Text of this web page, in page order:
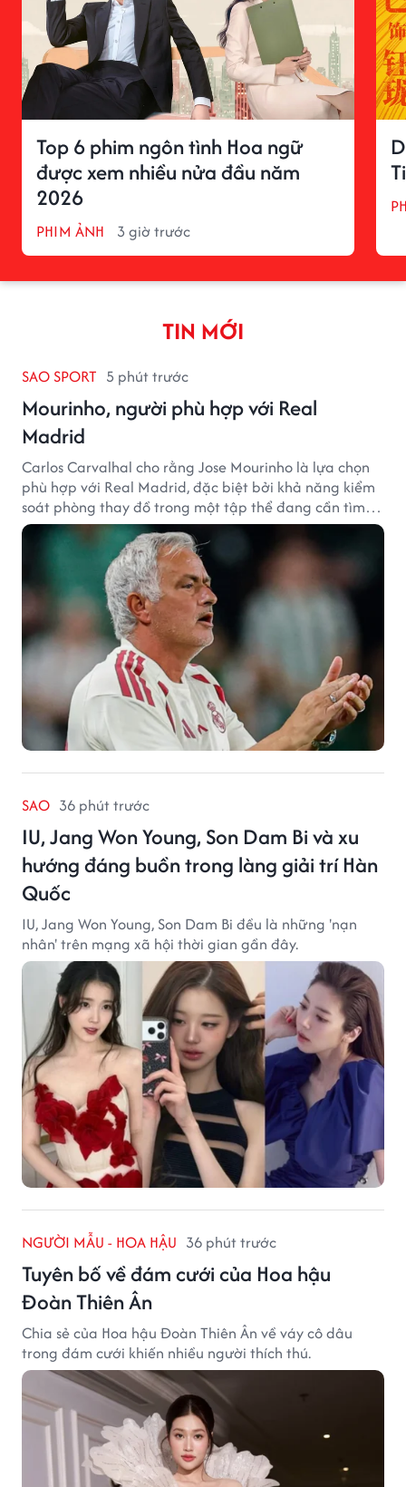
Top 6 phim ngôn tình Hoa ngữ
được xem nhiều nửa đầu năm
2026
PHIM ẢNH 3 giờ trước
TIN MỚI
SAO SPORT 5 phút trước
Mourinho, người phù hợp với Real
Madrid
Carlos Carvalhal cho rằng Jose Mourinho là lựa chọn
phù hợp với Real Madrid, đặc biệt bởi khả năng kiểm
soát phòng thay đồ trong một tập thể đang cần tìm
lại sự ổn định.
SAO 36 phút trước
IU, Jang Won Young, Son Dam Bi và xu
hướng đáng buồn trong làng giải trí Hàn
Quốc
IU, Jang Won Young, Son Dam Bi đều là những 'nạn
nhân' trên mạng xã hội thời gian gần đây.
NGƯỜI MẪU - HOA HẬU 36 phút trước
Tuyên bố về đám cưới của Hoa hậu
Đoàn Thiên Ân
Chia sẻ của Hoa hậu Đoàn Thiên Ân về váy cô dâu
trong đám cưới khiến nhiều người thích thú.